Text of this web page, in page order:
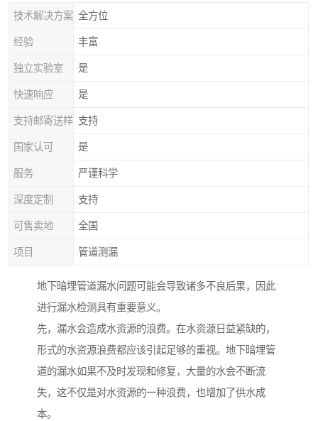
技术解决方案 全方位
经验 丰富
独立实验室 是
快速响应 是
支持邮寄送样 支持
国家认可 是
服务 严谨科学
深度定制 支持
可售卖地 全国
项目 管道测漏
地下暗埋管道漏水问题可能会导致诸多不良后果，因此
进行漏水检测具有重要意义。
先，漏水会造成水资源的浪费。在水资源日益紧缺的，
形式的水资源浪费都应该引起足够的重视。地下暗埋管
道的漏水如果不及时发现和修复，大量的水会不断流
失，这不仅是对水资源的一种浪费，也增加了供水成
本。